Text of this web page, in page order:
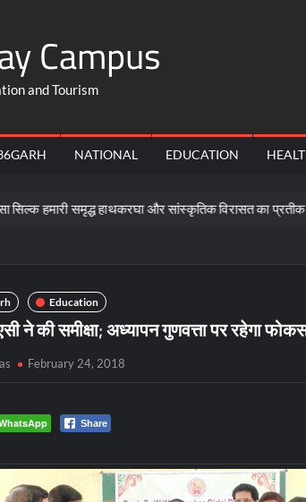
Campus
and Tourism
NATIONAL EDUCATION
समृद्ध हाथकरघा और सांस्कृतिक विरासत का प्रतीक
Education
ने की समीक्षा; अध्यापन गुणवत्ता पर रहेगा
February 24, 2018
Share